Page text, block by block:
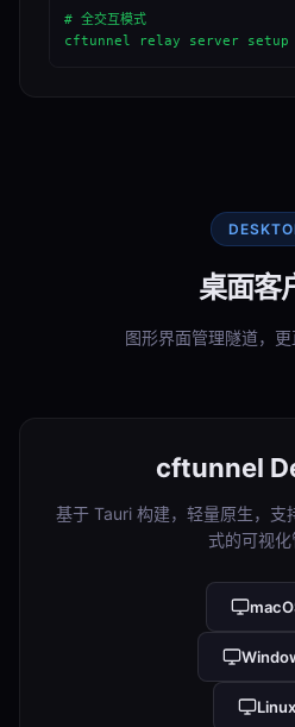
# 全交互模式
cftunnel relay server setup
桌面客
图形界面管理隧道，
cftunnel
基于 Tauri 构建，轻量原生，
式的可视化
Linux